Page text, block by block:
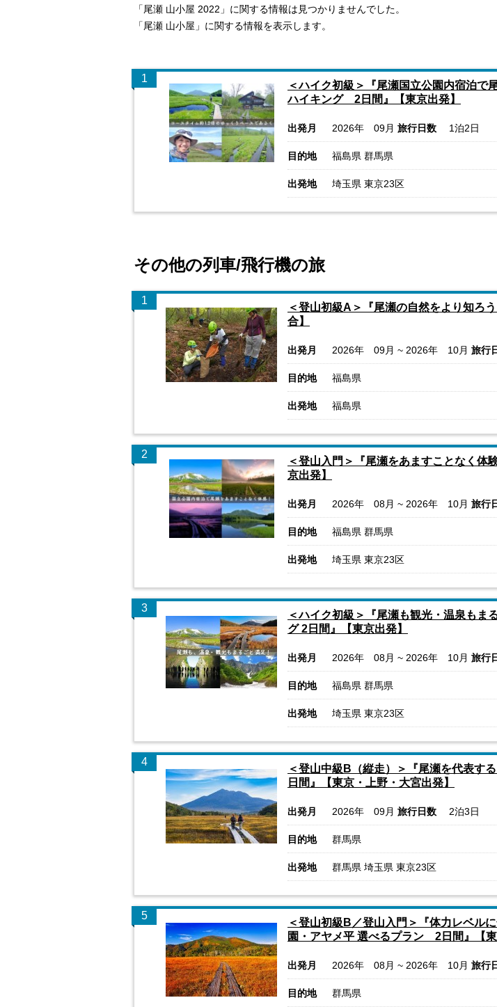
「尾瀬 山小屋 2022」に関する情報は見つかりませんでした。
「尾瀬 山小屋」に関する情報を表示します。
1
＜ハイク初級＞『尾瀬国立公園内宿泊で
ハイキング 2日間』【東京出発】
出発月 2026年 09月 旅行日数 1泊2日
目的地 福島県 群馬県
出発地 埼玉県 東京23区
その他の列車/飛行機の旅
1
＜登山初級A＞『尾瀬の自然をより知ろ
合】
出発月 2026年 09月 ~ 2026年 10月 旅行
目的地 福島県
出発地 福島県
2
＜登山入門＞『尾瀬をあますことなく
京出発】
出発月 2026年 08月 ~ 2026年 10月 旅行
目的地 福島県 群馬県
出発地 埼玉県 東京23区
3
＜ハイク初級＞『尾瀬も観光・温泉もま
グ 2日間』【東京出発】
出発月 2026年 08月 ~ 2026年 10月 旅行
目的地 福島県 群馬県
出発地 埼玉県 東京23区
4
＜登山中級B（縦走）＞『尾瀬を代表す
日間』【東京・上野・大宮出発】
出発月 2026年 09月 旅行日数 2泊3日
目的地 群馬県
出発地 群馬県 埼玉県 東京23区
5
＜登山初級B／登山入門＞『体力レベル
園・アヤメ平 選べるプラン 2日間』【東
出発月 2026年 08月 ~ 2026年 10月 旅行
目的地 群馬県